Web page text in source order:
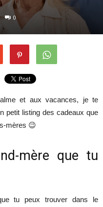
0
et aux vacances, je te
petit listing des cadeaux que
mères 😉
mère que tu
tu peux trouver dans le